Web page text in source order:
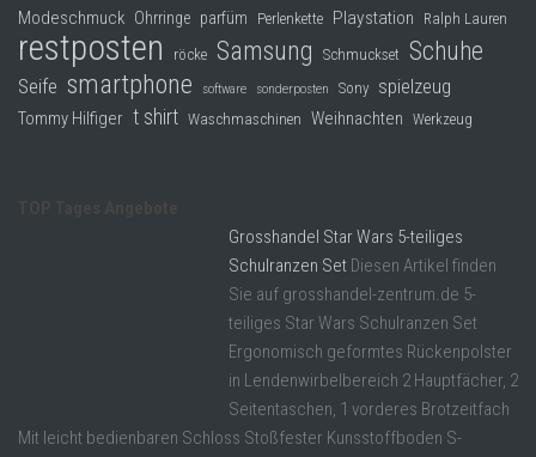
Modeschmuck Ohrringe parfüm Perlenkette Playstation Ralph Lauren
restposten röcke Samsung Schmuckset Schuhe
Seife smartphone software sonderposten Sony spielzeug
Tommy Hilfiger t shirt Waschmaschinen Weihnachten Werkzeug
Grosshandel Star Wars 5-teiliges
Schulranzen Set Diesen Artikel finden
Sie auf grosshandel-zentrum.de 5-
teiliges Star Wars Schulranzen Set
Ergonomisch geformtes Rückenpolster
in Lendenwirbelbereich 2 Hauptfächer, 2
Seitentaschen, 1 vorderes Brotzeitfach
Mit leicht bedienbaren Schloss Stoßfester Kunsstoffboden S-